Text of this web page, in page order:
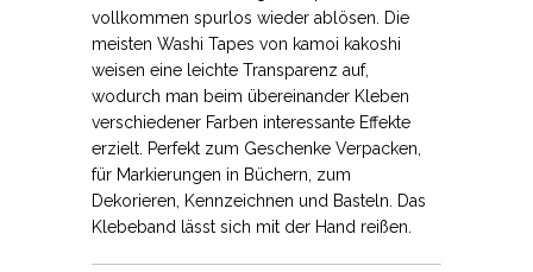
vollkommen spurlos wieder ablösen. Die
meisten Washi Tapes von kamoi kakoshi
weisen eine leichte Transparenz auf,
wodurch man beim übereinander Kleben
verschiedener Farben interessante Effekte
erzielt. Perfekt zum Geschenke Verpacken,
für Markierungen in Büchern, zum
Dekorieren, Kennzeichnen und Basteln. Das
Klebeband lässt sich mit der Hand reißen.